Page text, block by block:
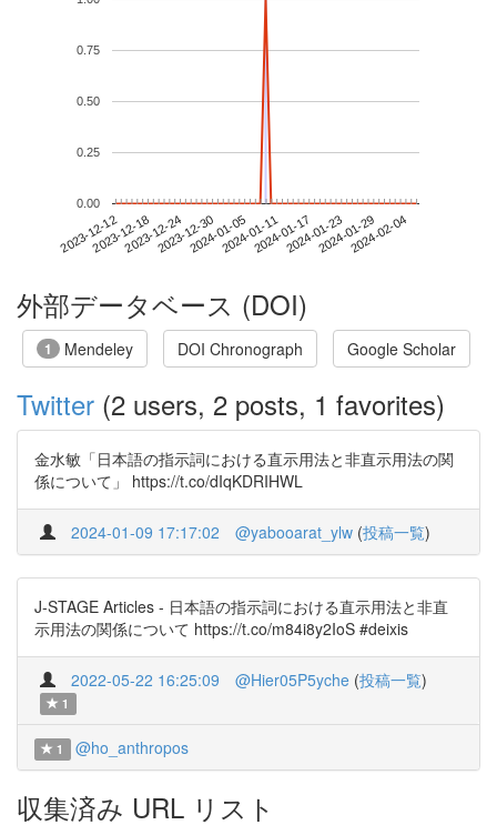
2023-12-122023-12-182023-12-242023-12-302024-01-052024-01-112024-01-172024-01-232024-01-292024-02-04
0.00
0.25
0.50
0.75
外部データベース (DOI)
1 Mendeley DOI Chronograph Google Scholar
Twitter (2 users, 2 posts, 1 favorites)
金水敏「日本語の指示詞における直示用法と非直示用法の関
係について」 https://t.co/dIqKDRIHWL
2024-01-09 17:17:02 @yabooarat_ylw (投稿一覧)
J-STAGE Articles - 日本語の指示詞における直示用法と非直
示用法の関係について https://t.co/m84i8y2IoS #deixis
2022-05-22 16:25:09 @Hier05P5yche (投稿一覧)
1
1 @ho_anthropos
収集済み URL リスト